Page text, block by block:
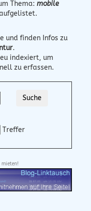
Thema: mobile
und finden Infos zu
.
indexiert, um
zu erfassen.
Treffer
mieten!